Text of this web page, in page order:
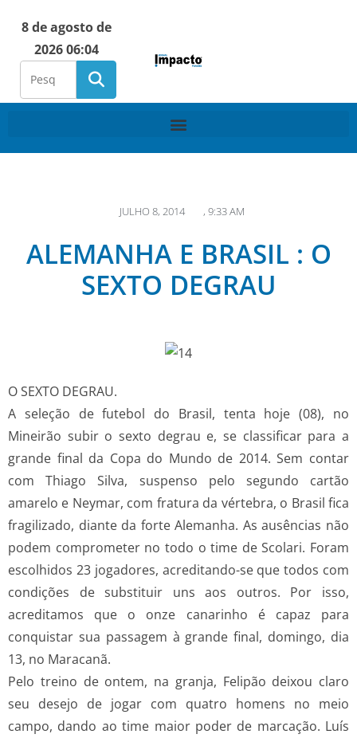
8 de agosto de
2026 06:04
JULHO 8, 2014 , 9:33 AM
ALEMANHA E BRASIL : O
SEXTO DEGRAU
O SEXTO DEGRAU.
A seleção de futebol do Brasil, tenta hoje (08), no
Mineirão subir o sexto degrau e, se classificar para a
grande final da Copa do Mundo de 2014. Sem contar
com Thiago Silva, suspenso pelo segundo cartão
amarelo e Neymar, com fratura da vértebra, o Brasil fica
fragilizado, diante da forte Alemanha. As ausências não
podem comprometer no todo o time de Scolari. Foram
escolhidos 23 jogadores, acreditando-se que todos com
condições de substituir uns aos outros. Por isso,
acreditamos que o onze canarinho é capaz para
conquistar sua passagem à grande final, domingo, dia
13, no Maracanã.
Pelo treino de ontem, na granja, Felipão deixou claro
seu desejo de jogar com quatro homens no meio
campo, dando ao time maior poder de marcação. Luís